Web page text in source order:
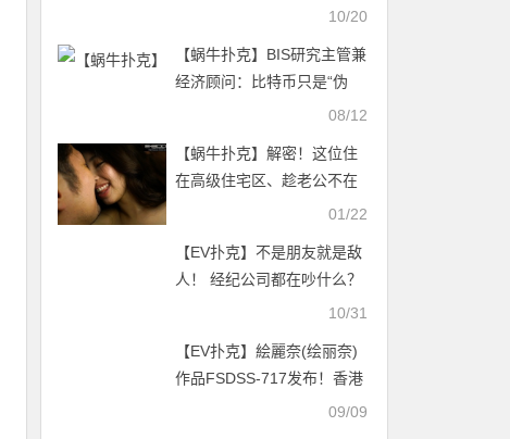
10/20
【蜗牛扑克】BIS研究主管兼
经济顾问：比特币只是“伪
08/12
【蜗牛扑克】解密！这位住
在高级住宅区、趁老公不在
偷偷找小狼狗的G奶妹是？
01/22
【EV扑克】不是朋友就是敌
人！ 经纪公司都在吵什么？
10/31
【EV扑克】絵麗奈(绘丽奈)
作品FSDSS-717发布！香港
女优第一人演戏剧片了！09/09